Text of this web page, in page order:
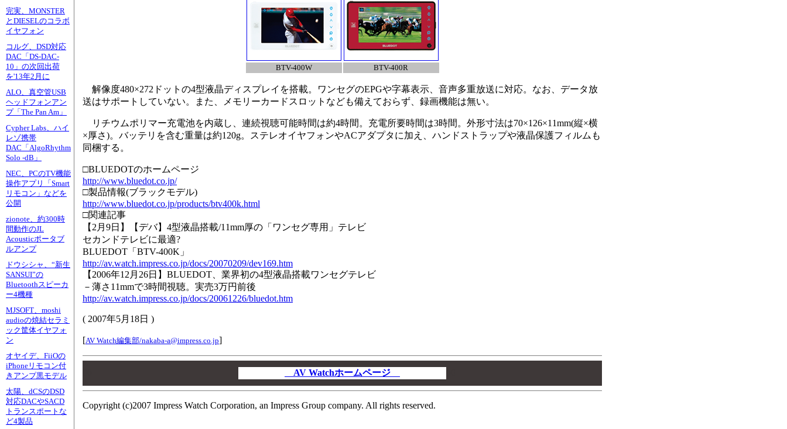
完実、MONSTER
とDIESELのコラボ
イヤフォン
コルグ、DSD対応
DAC「DS-DAC-
10」の次回出荷
を'13年2月に
ALO、真空管USB
ヘッドフォンアン
プ「The Pan Am」
Cypher Labs、ハイ
レゾ携帯
DAC「AlgoRhythm
Solo -dB」
NEC、PCのTV機能
操作アプリ「Smart
リモコン」などを
公開
zionote、約300時
間動作のJL
Acousticポータブ
ルアンプ
ドウシシャ、“新生
SANSUI”の
Bluetoothスピーカ
ー4機種
MJSOFT、moshi
audioの焼結セラミ
ック筐体イヤフォ
ン
オヤイデ、FiiOの
iPhoneリモコン付
きアンプ黒モデル
太陽、dCSのDSD
対応DACやSACD
トランスポートな
ど4製品
BTV-400W BTV-400R
解像度480×272ドットの4型液晶ディスプレイを搭載。ワンセグのEPGや字幕表示、音声多重放送に対応。なお、データ放
送はサポートしていない。また、メモリーカードスロットなども備えておらず、録画機能は無い。
リチウムポリマー充電池を内蔵し、連続視聴可能時間は約4時間。充電所要時間は3時間。外形寸法は70×126×11mm(縦×横
×厚さ)。バッテリを含む重量は約120g。ステレオイヤフォンやACアダプタに加え、ハンドストラップや液晶保護フィルムも
同梱する。
□BLUEDOTのホームページ
http://www.bluedot.co.jp/
□製品情報(ブラックモデル)
http://www.bluedot.co.jp/products/btv400k.html
□関連記事
【2月9日】【デバ】4型液晶搭載/11mm厚の「ワンセグ専用」テレビ
セカンドテレビに最適?
BLUEDOT「BTV-400K」
http://av.watch.impress.co.jp/docs/20070209/dev169.htm
【2006年12月26日】BLUEDOT、業界初の4型液晶搭載ワンセグテレビ
－薄さ11mmで3時間視聴。実売3万円前後
http://av.watch.impress.co.jp/docs/20061226/bluedot.htm
( 2007年5月18日 )
[AV Watch編集部/nakaba-a@impress.co.jp]
AV Watchホームページ
Copyright (c)2007 Impress Watch Corporation, an Impress Group company. All rights reserved.